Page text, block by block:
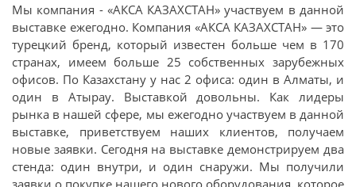
Мы компания - «АКСА КАЗАХСТАН» участвуем в данной
выставке ежегодно. Компания «АКСА КАЗАХСТАН» — это
турецкий бренд, который известен больше чем в 170
странах, имеем больше 25 собственных зарубежных
офисов. По Казахстану у нас 2 офиса: один в Алматы, и
один в Атырау. Выставкой довольны. Как лидеры
рынка в нашей сфере, мы ежегодно участвуем в данной
выставке, приветствуем наших клиентов, получаем
новые заявки. Сегодня на выставке демонстрируем два
стенда: один внутри, и один снаружи. Мы получили
заявки о покупке нашего нового оборудования, которое